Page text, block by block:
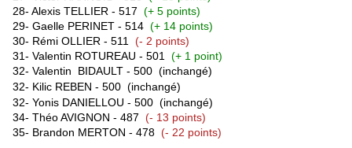
28- Alexis TELLIER - 517 (+ 5 points)
29- Gaelle PERINET - 514 (+ 14 points)
30- Rémi OLLIER - 511 (- 2 points)
31- Valentin ROTUREAU - 501
(+ 1 point)
32- Valentin BIDAULT - 500 (inchangé)
32- Kilic REBEN - 500 (inchangé)
32- Yonis DANIELLOU - 500 (inchangé)
34- Théo AVIGNON - 487 (- 13 points)
35- Brandon MERTON - 478 (- 22 points)